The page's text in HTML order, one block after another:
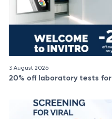
3 August 2026
20% off laboratory tests